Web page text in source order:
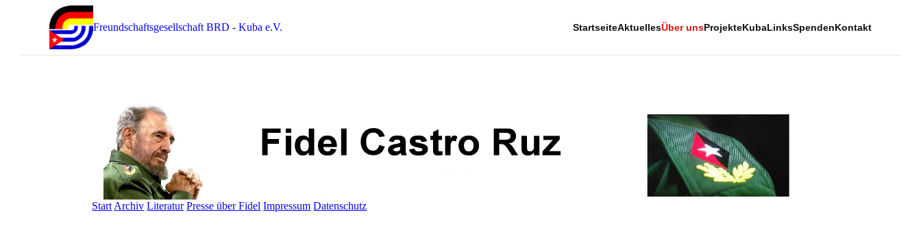
Freundschaftsgesellschaft BRD - Kuba e.V. StartseiteAktuellesÜber unsProjekteKubaLinksSpendenKontakt
Start Archiv Literatur Presse über Fidel Impressum Datenschutz